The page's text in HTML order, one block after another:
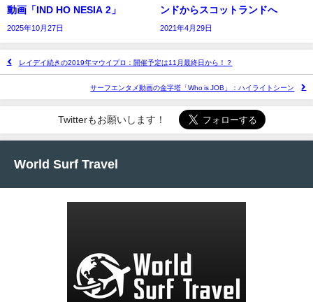
動画「IND HO NESIA 2」
2025年10月27日
ンドからスコットランドへ
2021年4月29日
レイデイ続きの2019年マウイプロ：開催予定は11月最終日から！？
サーフエンタメ動画の金字塔「Who is JOB」：ハイライトシーン
Twitterもお願いします！
World Surf Travel